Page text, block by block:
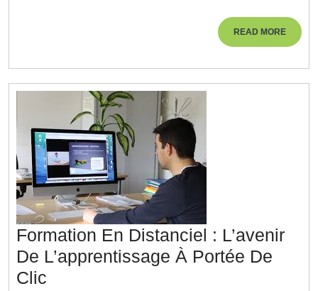
Formation
READ MOREREAD
MORE
Formation En Distanciel : L’avenir
De L’apprentissage À Portée De
Clic